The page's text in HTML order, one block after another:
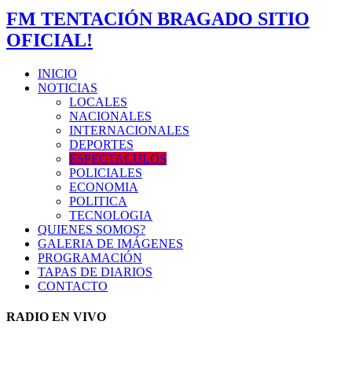
FM TENTACIÓN BRAGADO SITIO
OFICIAL!
INICIO
NOTICIAS
LOCALES
NACIONALES
INTERNACIONALES
DEPORTES
ESPECTACULOS
POLICIALES
ECONOMIA
POLITICA
TECNOLOGIA
QUIENES SOMOS?
GALERIA DE IMÁGENES
PROGRAMACIÓN
TAPAS DE DIARIOS
CONTACTO
RADIO EN VIVO